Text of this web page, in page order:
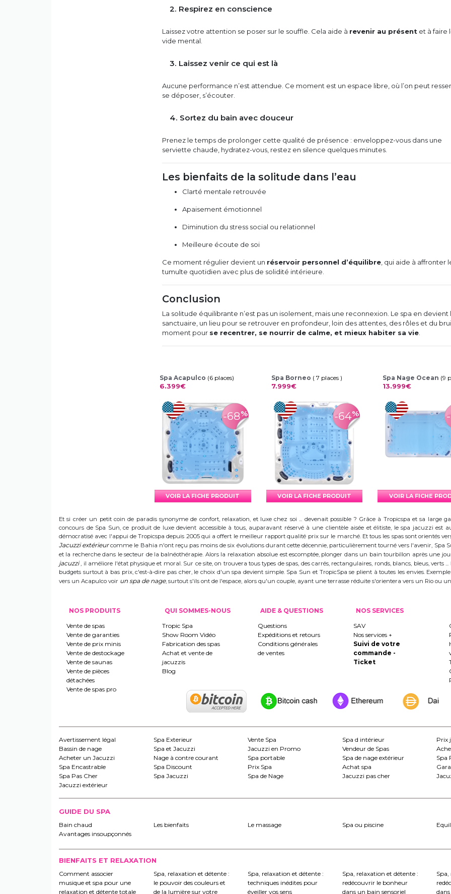
2. Respirez en conscience
Laissez votre attention se poser sur le souffle. Cela aide à revenir au présent et à faire
vide mental.
3. Laissez venir ce qui est là
Aucune performance n’est attendue. Ce moment est un espace libre, où l’on peut
se déposer, s’écouter.
4. Sortez du bain avec douceur
Prenez le temps de prolonger cette qualité de présence : enveloppez-vous dans une
serviette chaude, hydratez-vous, restez en silence quelques minutes.
Les bienfaits de la solitude dans l’eau
Clarté mentale retrouvée
Apaisement émotionnel
Diminution du stress social ou relationnel
Meilleure écoute de soi
Ce moment régulier devient un réservoir personnel d’équilibre , qui aide à affronter
tumulte quotidien avec plus de solidité intérieure.
Conclusion
La solitude équilibrante n’est pas un isolement, mais une reconnexion. Le spa en devient
sanctuaire, un lieu pour se retrouver en profondeur, loin des attentes, des rôles et du
moment pour se recentrer, se nourrir de calme, et mieux habiter sa vie
Spa Acapulco (6 places)
6.399€
-68%
VOIR LA FICHE PRODUIT
Spa Borneo ( 7 places )
7.999€
-64%
VOIR LA FICHE PRODUIT
Spa Nage Ocean (9
13.999€
VOIR LA FICHE
Et si créer un petit coin de paradis synonyme de confort, relaxation, et luxe chez soi ... devenait possible ? Grâce à Tropicspa et sa large
concours de Spa Sun, ce produit de luxe devient accessible à tous, auparavant réservé à une clientèle aisée et élitiste, le spa jacuzzi
démocratisé avec l'appui de Tropicspa depuis 2005 qui a offert le meilleur rapport qualité prix sur le marché. Et tous les spas sont orientés
Jacuzzi extérieurcomme le Bahia n'ont reçu pas moins de six évolutions durant cette décennie, particulièrement tourné vers l'avenir, Spa
et la recherche dans le secteur de la balnéothérapie. Alors la relaxation absolue est escomptée, plonger dans un bain tourbillon après une
jacuzzi, il améliore l'état physique et moral. Sur ce site, on trouvera tous types de spas, des carrés, rectangulaires, ronds, blancs, bleus, verts
budgets surtout à bas prix, c'est-à-dire pas cher, le choix d'un spa devient simple. Spa Sun et TropicSpa se plient à toutes les envies.
vers un Acapulco voir un spa de nage, surtout s'ils ont de l'espace, alors qu'un couple, ayant une terrasse réduite s'orientera vers un Rio ou
NOS PRODUITS
Vente de spas
Vente de garanties
Vente de prix minis
Vente de destockage
Vente de saunas
Vente de pièces
détachées
Vente de spas pro
QUI SOMMES-NOUS
Tropic Spa
Show Room Vidéo
Fabrication des spas
Achat et vente de
jacuzzis
Blog
AIDE & QUESTIONS
Questions
Expéditions et retours
Conditions générales
de ventes
NOS SERVICES
SAV
Nos services +
Suivi de votre
commande -
Ticket
Avertissement légal Spa Exterieur Vente Spa Spa d intérieur
Prix
Bassin de nage
Spa et Jacuzzi Jacuzzi en Promo Vendeur de Spas
Acheter un Jacuzzi
Nage à contre courant Spa portable Spa de nage extérieur
Spa
Spa Encastrable
Spa Discount Prix Spa Achat spa
Spa Pas Cher
Spa Jacuzzi Spa de Nage Jacuzzi pas cher
Jacuzzi extérieur
GUIDE DU SPA
Bain chaud Les bienfaits Le massage Spa ou piscine
Avantages insoupçonnés
BIENFAITS ET RELAXATION
Comment associer
musique et spa pour une
relaxation et détente totale
Spa, relaxation et détente :
le pouvoir des couleurs et
de la lumière sur votre
Spa, relaxation et détente :
techniques inédites pour
éveiller vos sens
Spa, relaxation et détente :
redécouvrir le bonheur
dans un bain sensoriel